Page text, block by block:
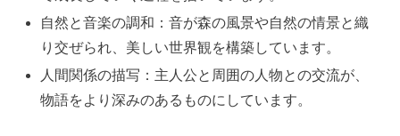
自然と音楽の調和：音が森の風景や自然の情景と織
り交ぜられ、美しい世界観を構築しています。
人間関係の描写：主人公と周囲の人物との交流が、
物語をより深みのあるものにしています。